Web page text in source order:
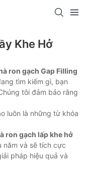
Khe Hở
ron gạch Gap Filling
tìm kiếm gì, bạn
tôi đảm bảo rằng
luôn là những từ khóa
ron gạch lấp khe hở
năm và sẽ tích cực
pháp hiệu quả và